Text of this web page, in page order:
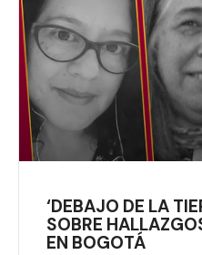
‘DEBAJO DE LA
SOBRE
EN BOGOTÁ